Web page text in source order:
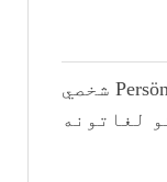
Persönliche Informationen 05 I شخصي
لغاتونه